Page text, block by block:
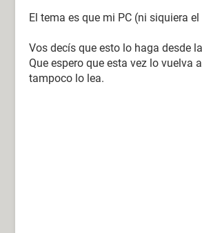
El tema es que mi PC (ni siquiera
Vos decís que esto lo haga desde
Que espero que esta vez lo vuelva
tampoco lo lea.